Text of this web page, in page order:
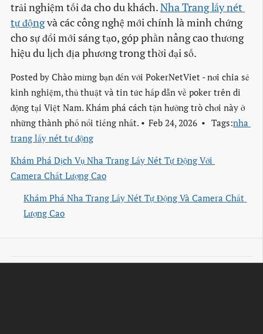
trải nghiệm tối đa cho du khách.Nha Trang lấy nét
tự độngvà các công nghệ mới chính là minh chứng
cho sự đổi mới sáng tạo, góp phần nâng cao thương
hiệu du lịch địa phương trong thời đại số.
Posted by Chào mừng bạn đến với PokerNetViet - nơi chia sẻ
kinh nghiệm, thủ thuật và tin tức hấp dẫn về poker trên di
động tại Việt Nam. Khám phá cách tận hưởng trò chơi này ở
những thành phố nổi tiếng nhất.
Feb 24, 2026 Tags:nha
trang lấy nét tự động
Khám Phá Dịch Vụ Nha Trang Lấy Nét Tự Động Với
Camera Chất Lượng Cao
Khám Phá Nha Trang Lấy Nét Tự Động Và Camera Chất
Lượng Cao